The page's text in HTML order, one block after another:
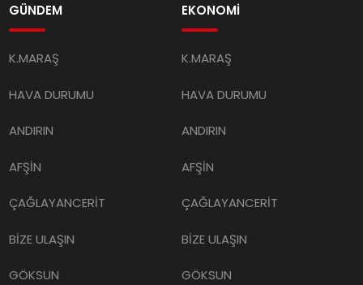
GÜNDEM
K.MARAŞ
HAVA DURUMU
ANDIRIN
AFŞİN
ÇAĞLAYANCERİT
BİZE ULAŞIN
GÖKSUN
EKONOMİ
K.MARAŞ
HAVA DURUMU
ANDIRIN
AFŞİN
ÇAĞLAYANCERİT
BİZE ULAŞIN
GÖKSUN